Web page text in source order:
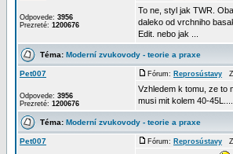
Odpovede: 3956
Prezreté: 1200676
To ne, styl jak TWR.
daleko od vrchniho
Edit. nebo jak ...
Téma: Moderní zvukovody - teorie a praxe
Pet007
Odpovede: 3956
Prezreté: 1200676
Fórum: Reprosústavy
Vzhledem k tomu, ze to
musi mit kolem 40-
Téma: Moderní zvukovody - teorie a praxe
Pet007 Fórum: Reprosústavy